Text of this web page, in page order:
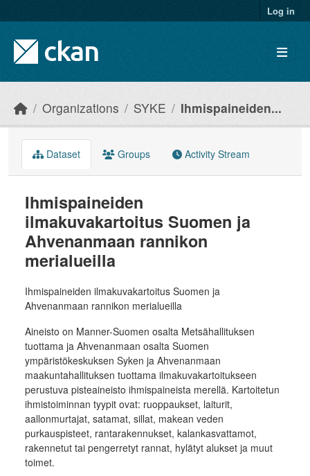
Log in
Organizations SYKE Ihmispaineiden...
Dataset Groups Activity Stream
Ihmispaineiden
ilmakuvakartoitus Suomen ja
Ahvenanmaan rannikon
merialueilla
Ihmispaineiden ilmakuvakartoitus Suomen ja
Ahvenanmaan rannikon merialueilla
Aineisto on Manner-Suomen osalta Metsähallituksen
tuottama ja Ahvenanmaan osalta Suomen
ympäristökeskuksen Syken ja Ahvenanmaan
maakuntahallituksen tuottama ilmakuvakartoitukseen
perustuva pisteaineisto ihmispaineista merellä. Kartoitetun
ihmistoiminnan tyypit ovat: ruoppaukset, laiturit,
aallonmurtajat, satamat, sillat, makean veden
purkauspisteet, rantarakennukset, kalankasvattamot,
rakennetut tai pengerretyt rannat, hylätyt alukset ja muut
toimet.